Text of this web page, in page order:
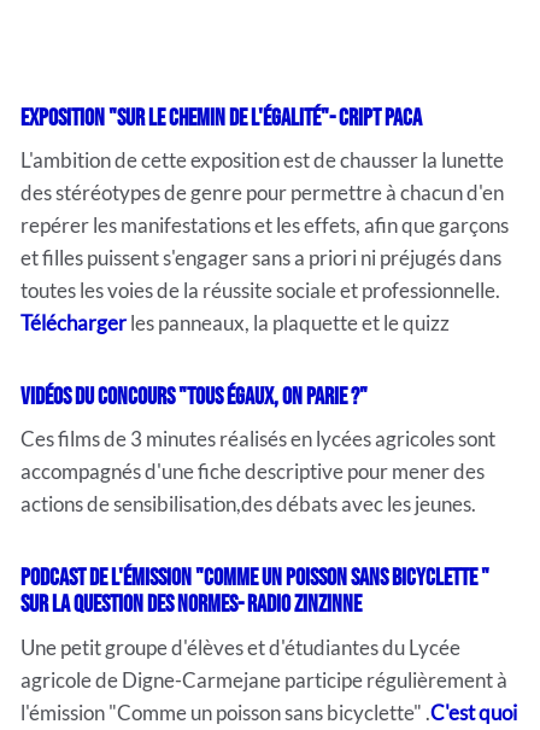
Exposition "Sur le chemin de l'égalité"- CRIPT PACA
L'ambition de cette exposition est de chausser la lunette
des stéréotypes de genre pour permettre à chacun d'en
repérer les manifestations et les effets, afin que garçons
et filles puissent s'engager sans a priori ni préjugés dans
toutes les voies de la réussite sociale et professionnelle.
Téléchargerles panneaux, la plaquette et le quizz
Vidéos duconcours "Tous égaux, on parie ?"
Ces films de 3 minutes réalisés en lycées agricoles sont
accompagnés d'une fiche descriptive pour mener des
actions de sensibilisation,des débats avec les jeunes.
Podcast de l'émission "Comme un poisson sans bicyclette "
sur la question des normes-Radio Zinzinne
Une petit groupe d'élèves et d'étudiantes du Lycée
agricole de Digne-Carmejane participe régulièrement à
l'émission "Comme un poisson sans bicyclette" .C'est quoi